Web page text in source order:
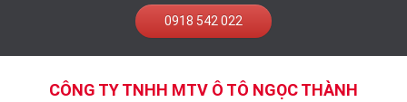
0918 542 022
CÔNG TY TNHH MTV Ô TÔ NGỌC THÀNH